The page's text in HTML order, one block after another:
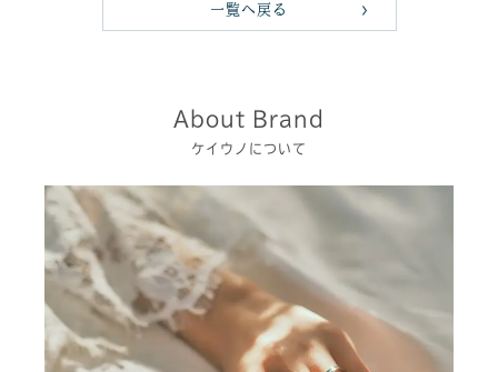
一覧へ戻る
About Brand
ケイウノについて